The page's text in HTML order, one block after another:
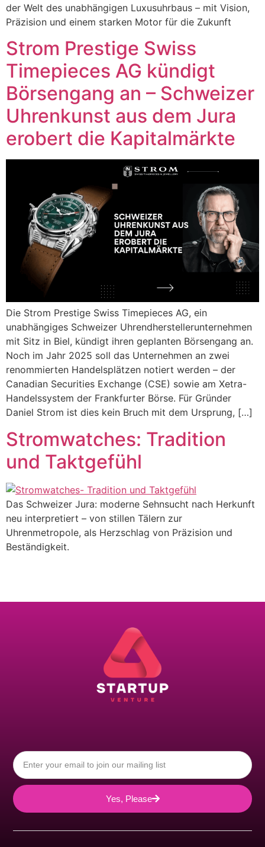
der Welt des unabhängigen Luxusuhrbaus – mit Vision,
Präzision und einem starken Motor für die Zukunft
Strom Prestige Swiss
Timepieces AG kündigt
Börsengang an – Schweizer
Uhrenkunst aus dem Jura
erobert die Kapitalmärkte
Die Strom Prestige Swiss Timepieces AG, ein
unabhängiges Schweizer Uhrendherstellerunternehmen
mit Sitz in Biel, kündigt ihren geplanten Börsengang an.
Noch im Jahr 2025 soll das Unternehmen an zwei
renommierten Handelsplätzen notiert werden – der
Canadian Securities Exchange (CSE) sowie am Xetra-
Handelssystem der Frankfurter Börse. Für Gründer
Daniel Strom ist dies kein Bruch mit dem Ursprung, […]
Stromwatches: Tradition
und Taktgefühl
Das Schweizer Jura: moderne Sehnsucht nach Herkunft
neu interpretiert – von stillen Tälern zur
Uhrenmetropole, als Herzschlag von Präzision und
Beständigkeit.
Yes, Please